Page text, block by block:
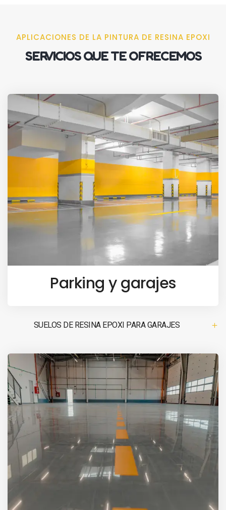
APLICACIONES DE LA PINTURA DE RESINA EPOXI
SERVICIOS QUE TE OFRECEMOS
Parking y garajes
SUELOS DE RESINA EPOXI PARA GARAJES